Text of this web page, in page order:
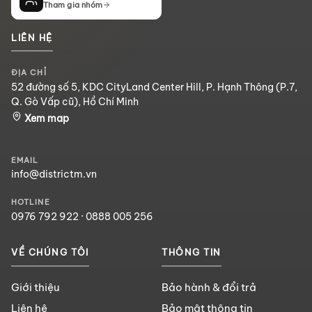
Tham gia nhóm
LIÊN HỆ
ĐỊA CHỈ
52 đường số 5, KDC CityLand Center Hill, P. Hạnh Thông (P.7,
Q. Gò Vấp cũ), Hồ Chí Minh
Xem map
EMAIL
info@districtm.vn
HOTLINE
0976 792 922 · 0888 005 256
VỀ CHÚNG TÔI
Giới thiệu
Liên hệ
THÔNG TIN
Bảo hành & đổi trả
Bảo mật thông tin